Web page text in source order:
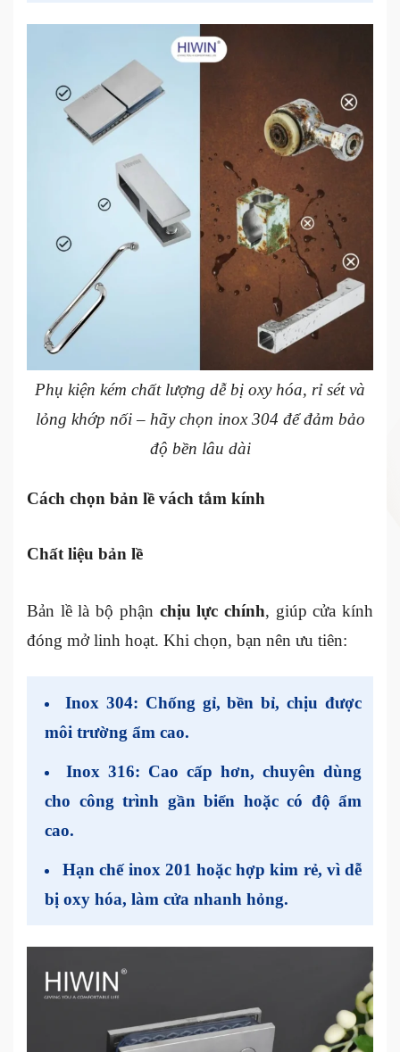
Phụ kiện kém chất lượng dễ bị oxy hóa, rỉ sét và
lỏng khớp nối – hãy chọn inox 304 để đảm bảo
độ bền lâu dài
Cách chọn bản lề vách tắm kính
Chất liệu bản lề
Bản lề là bộ phận chịu lực chính, giúp cửa kính
đóng mở linh hoạt. Khi chọn, bạn nên ưu tiên:
Inox 304: Chống gỉ, bền bỉ, chịu được
môi trường ẩm cao.
Inox 316: Cao cấp hơn, chuyên dùng
cho công trình gần biển hoặc có độ ẩm
cao.
Hạn chế inox 201 hoặc hợp kim rẻ, vì dễ
bị oxy hóa, làm cửa nhanh hỏng.